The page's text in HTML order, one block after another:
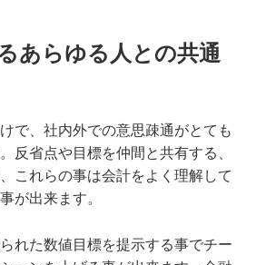
あらゆる人との共通
で、社内外での意思疎通がとても
反省点や目標を仲間と共有する、
これらの事は会計をよく理解して
が出来ます。
れた数値目標を提示する事でチー